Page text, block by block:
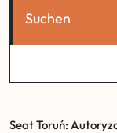
Suchen
Seat Toruń: